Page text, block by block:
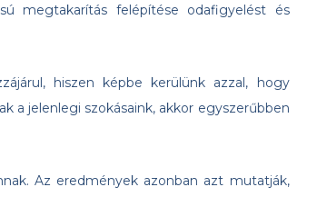
megtakarítás felépítése odafigyelést és
hiszen képbe kerülünk azzal, hogy
a jelenlegi szokásaink, akkor egyszerűbben
Az eredmények azonban azt mutatják,